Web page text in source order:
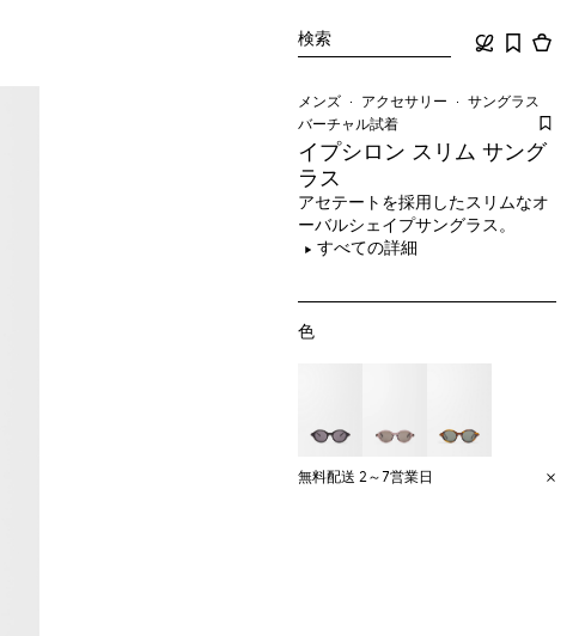
検索
メンズ アクセサリー
サングラス
バーチャル試着
イプシロン スリム サング
ラス
アセテートを採用したスリムなオ
ーバルシェイプサングラス。
すべての詳細
色
無料配送 2～7営業日